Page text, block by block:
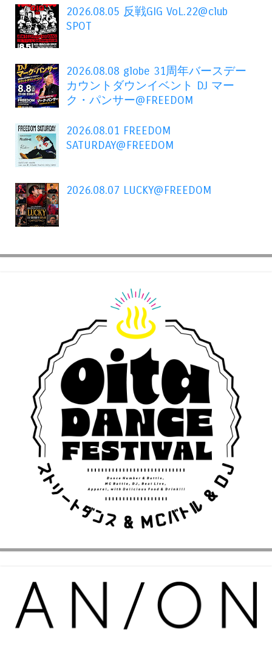
2026.08.05 反戦GIG VoL.22@club
SPOT
2026.08.08 globe 31周年バースデー
カウントダウンイベント DJ マー
ク・パンサー@FREEDOM
2026.08.01 FREEDOM
SATURDAY@FREEDOM
2026.08.07 LUCKY@FREEDOM